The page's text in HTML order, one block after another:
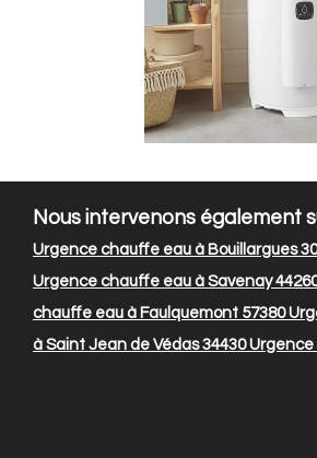
Nous intervenons également
Urgence chauffe eau à Bouillargues
Urgence chauffe eau à Savenay
chauffe eau à Faulquemont 57380
à Saint Jean de Védas 34430Urgence